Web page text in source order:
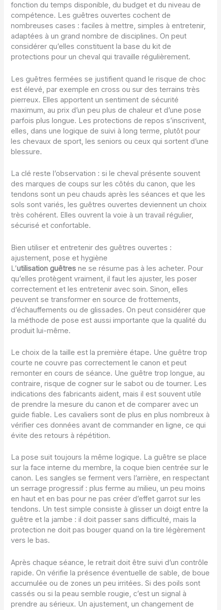
fonction du temps disponible, du budget et du niveau de
compétence. Les guêtres ouvertes cochent de
nombreuses cases : faciles à mettre, simples à entretenir,
adaptées à un grand nombre de disciplines. On peut
considérer qu’elles constituent la base du kit de
protections pour un cheval qui travaille régulièrement.
Les guêtres fermées se justifient quand le risque de choc
est élevé, par exemple en cross ou sur des terrains très
pierreux. Elles apportent un sentiment de sécurité
maximum, au prix d’un peu plus de chaleur et d’une pose
parfois plus longue. Les protections de repos s’inscrivent,
elles, dans une logique de suivi à long terme, plutôt pour
les chevaux de sport, les seniors ou ceux qui sortent d’une
blessure.
La clé reste l’observation : si le cheval présente souvent
des marques de coups sur les côtés du canon, que les
tendons sont un peu chauds après les séances et que les
sols sont variés, les guêtres ouvertes deviennent un choix
très cohérent. Elles ouvrent la voie à un travail régulier,
sécurisé et confortable.
Bien utiliser et entretenir des guêtres ouvertes :
ajustement, pose et hygiène
L’utilisation guêtres ne se résume pas à les acheter. Pour
qu’elles protègent vraiment, il faut les ajuster, les poser
correctement et les entretenir avec soin. Sinon, elles
peuvent se transformer en source de frottements,
d’échauffements ou de glissades. On peut considérer que
la méthode de pose est aussi importante que la qualité du
produit lui-même.
Le choix de la taille est la première étape. Une guêtre trop
courte ne couvre pas correctement le canon et peut
remonter en cours de séance. Une guêtre trop longue, au
contraire, risque de cogner sur le sabot ou de tourner. Les
indications des fabricants aident, mais il est souvent utile
de prendre la mesure du canon et de comparer avec un
guide fiable. Les cavaliers sont de plus en plus nombreux à
vérifier ces données avant de commander en ligne, ce qui
évite des retours à répétition.
La pose suit toujours la même logique. La guêtre se place
sur la face interne du membre, la coque bien centrée sur le
canon. Les sangles se ferment vers l’arrière, en respectant
un serrage progressif : plus ferme au milieu, un peu moins
en haut et en bas pour ne pas créer d’effet garrot sur les
tendons. Un test simple consiste à glisser un doigt entre la
guêtre et la jambe : il doit passer sans difficulté, mais la
protection ne doit pas bouger quand on la tire légèrement
vers le bas.
Après chaque séance, le retrait doit être suivi d’un contrôle
rapide. On vérifie la présence éventuelle de sable, de boue
accumulée ou de zones un peu irritées. Si des poils sont
cassés ou si la peau semble rougie, c’est un signal à
prendre au sérieux. Un ajustement, un changement de